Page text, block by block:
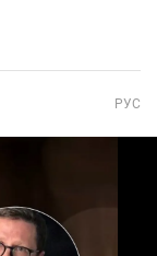
РУС